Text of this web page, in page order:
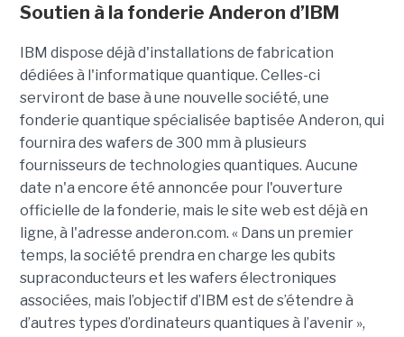
Soutien à la fonderie Anderon d’IBM
IBM dispose déjà d'installations de fabrication
dédiées à l'informatique quantique. Celles-ci
serviront de base à une nouvelle société, une
fonderie quantique spécialisée baptisée Anderon, qui
fournira des wafers de 300 mm à plusieurs
fournisseurs de technologies quantiques. Aucune
date n'a encore été annoncée pour l'ouverture
officielle de la fonderie, mais le site web est déjà en
ligne, à l'adresse anderon.com. « Dans un premier
temps, la société prendra en charge les qubits
supraconducteurs et les wafers électroniques
associées, mais l’objectif d’IBM est de s’étendre à
d’autres types d’ordinateurs quantiques à l’avenir »,